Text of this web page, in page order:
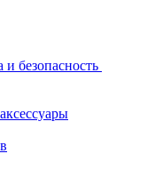
и безопасность